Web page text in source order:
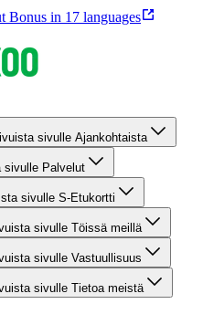
Bonus in 17 languages
sivulle Ajankohtaista
sivulle Palvelut
sivulle S-Etukortti
sivulle Töissä meillä
sivulle Vastuullisuus
sivulle Tietoa meistä